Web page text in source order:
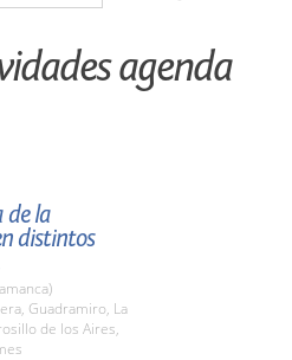
agenda
de la
distintos
Guadramiro, La
de los Aires,